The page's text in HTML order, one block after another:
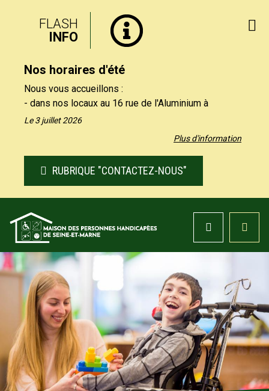
FLASH
INFO
Nos horaires d'été
Plus d'information
Nous vous accueillons :
- dans nos locaux au 16 rue de l'Aluminium à
Savigny-le-Temple uniquement le matin, du lundi au
- par téléphone au 01 64 19 11 40 uniquement
vendredi de 13h30 à 16h.
disposition sur notre site, rubrique "Contactez-nous".
Le 3 juillet 2026
RUBRIQUE "CONTACTEZ-NOUS"